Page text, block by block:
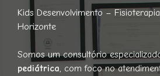
Kids Desenvolvimento –
Horizonte
Somos um consultório
pediátrica, com foco no